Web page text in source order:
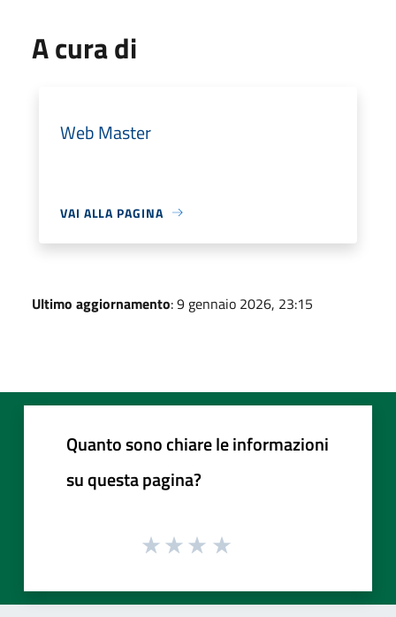
A cura di
Web Master
VAI ALLA PAGINA
Ultimo aggiornamento: 9 gennaio 2026, 23:15
Quanto sono chiare le informazioni
su questa pagina?